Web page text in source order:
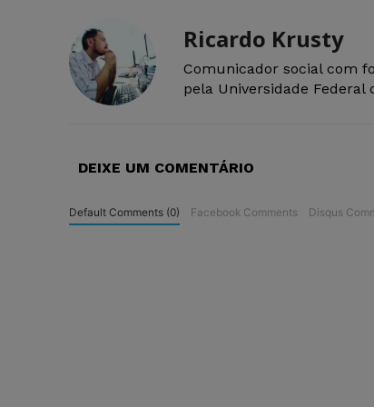
Ricardo Krusty
Comunicador social com
pela Universidade Federal
DEIXE UM COMENTÁRIO
Default Comments (0) Facebook Comments Disqus